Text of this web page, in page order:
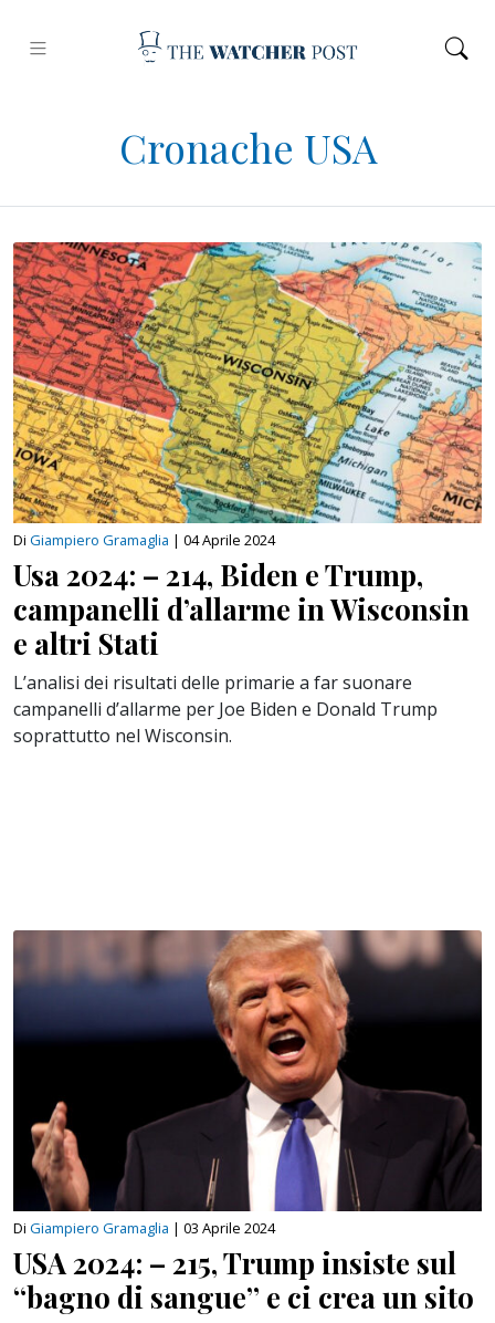
Cronache USA
Di Giampiero Gramaglia | 04 Aprile 2024
Usa 2024: – 214, Biden e Trump,
campanelli d’allarme in Wisconsin
e altri Stati
L’analisi dei risultati delle primarie a far suonare
campanelli d’allarme per Joe Biden e Donald Trump
soprattutto nel Wisconsin.
Di Giampiero Gramaglia | 03 Aprile 2024
USA 2024: – 215, Trump insiste sul
“bagno di sangue” e ci crea un sito